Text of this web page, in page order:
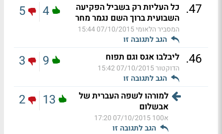
47
. כל העליות רק בשביל הפקיעה
השבועית ברוך השם נגמר מחר
המסביר הלאומי07/10/2015 15:44
הגב לתגובה זו
4
5
46
. ליבלבו אגס וגם תפוח
הדוקטור07/10/2015 15:42
הגב לתגובה זו
9
3
למורהו לשפה העברית של
אבשלום
א100 07/10/2015 17:20
הגב לתגובה זו
13
2